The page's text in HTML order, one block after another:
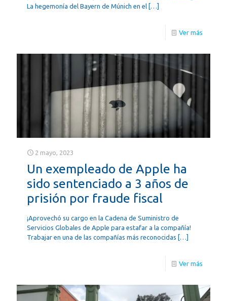
La hegemonía del Bayern de Múnich en el […]
Ver más
2 mayo, 2023
Un exempleado de Apple ha
sido sentenciado a 3 años de
prisión por fraude fiscal
¡Aprovechó su cargo en la Cadena de Suministro de
Servicios Globales de Apple para estafar a la compañía!
Trabajar en una de las compañías más reconocidas […]
Ver más